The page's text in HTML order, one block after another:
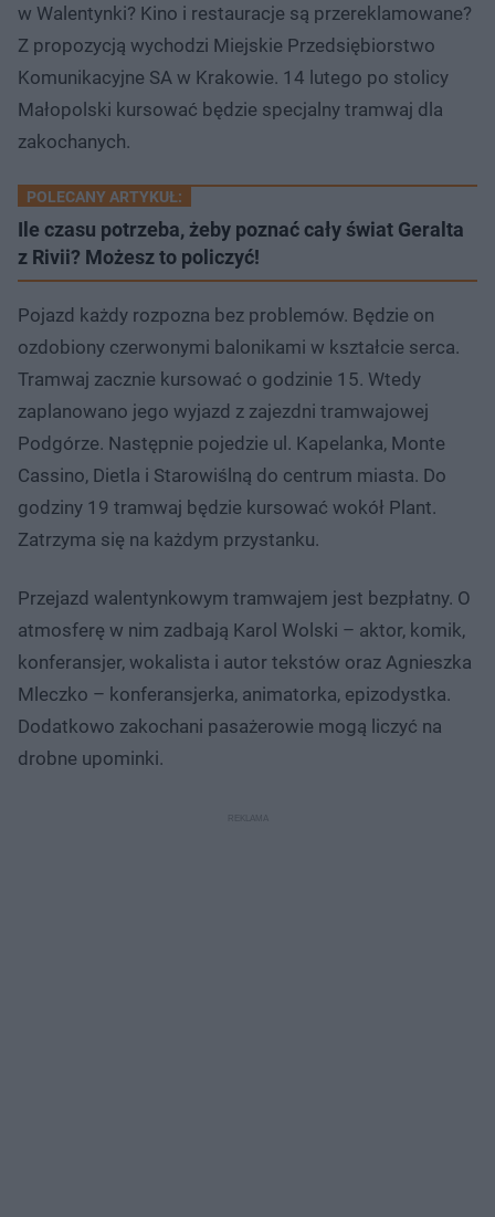
w Walentynki? Kino i restauracje są przereklamowane?
Z propozycją wychodzi Miejskie Przedsiębiorstwo
Komunikacyjne SA w Krakowie. 14 lutego po stolicy
Małopolski kursować będzie specjalny tramwaj dla
zakochanych.
POLECANY ARTYKUŁ:
Ile czasu potrzeba, żeby poznać cały świat Geralta
z Rivii? Możesz to policzyć!
Pojazd każdy rozpozna bez problemów. Będzie on
ozdobiony czerwonymi balonikami w kształcie serca.
Tramwaj zacznie kursować o godzinie 15. Wtedy
zaplanowano jego wyjazd z zajezdni tramwajowej
Podgórze. Następnie pojedzie ul. Kapelanka, Monte
Cassino, Dietla i Starowiślną do centrum miasta. Do
godziny 19 tramwaj będzie kursować wokół Plant.
Zatrzyma się na każdym przystanku.
Przejazd walentynkowym tramwajem jest bezpłatny. O
atmosferę w nim zadbają Karol Wolski – aktor, komik,
konferansjer, wokalista i autor tekstów oraz Agnieszka
Mleczko – konferansjerka, animatorka, epizodystka.
Dodatkowo zakochani pasażerowie mogą liczyć na
drobne upominki.